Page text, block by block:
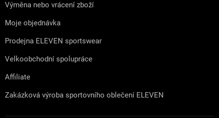
Výměna nebo vrácení zboží
Moje objednávka
Prodejna ELEVEN sportswear
Velkoobchodní spolupráce
Affiliate
Zakázková výroba sportovního oblečení ELEVEN